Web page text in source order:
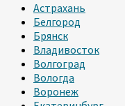
Астрахань
Белгород
Брянск
Владивосток
Волгоград
Вологда
Воронеж